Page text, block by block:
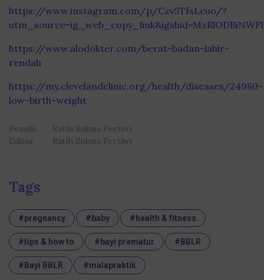
https://www.instagram.com/p/Czv5TfsLcuo/?
https://www.alodokter.com/berat-badan-lahir-
rendah
https://my.clevelandclinic.org/health/diseases/24980-
low-birth-weight
Penulis
Ratih Sukma Pertiwi
Editor
Ratih Sukma Pertiwi
Tags
#pregnancy #baby #health & fitness
#tips & how to #bayi prematur #BBLR
#Bayi BBLR #malapraktik